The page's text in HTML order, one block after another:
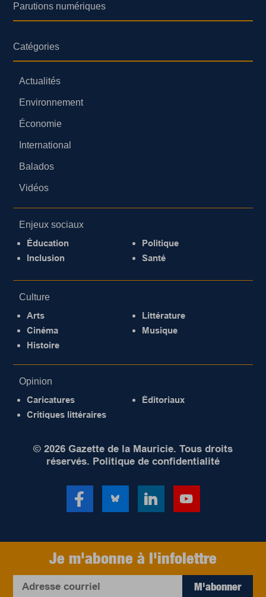
Parutions numériques
Catégories
Actualités
Environnement
Économie
International
Balados
Vidéos
Enjeux sociaux
Éducation
Inclusion
Politique
Santé
Culture
Arts
Cinéma
Histoire
Littérature
Musique
Opinion
Caricatures
Critiques littéraires
Éditoriaux
© 2026 Gazette de la Mauricie. Tous droits
réservés. Politique de confidentialité
Je m'abonne à l'infolettre
M'abonner